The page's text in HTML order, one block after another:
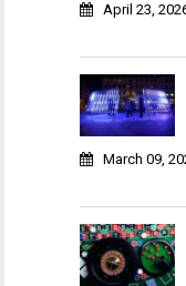
April 23,
March 09,